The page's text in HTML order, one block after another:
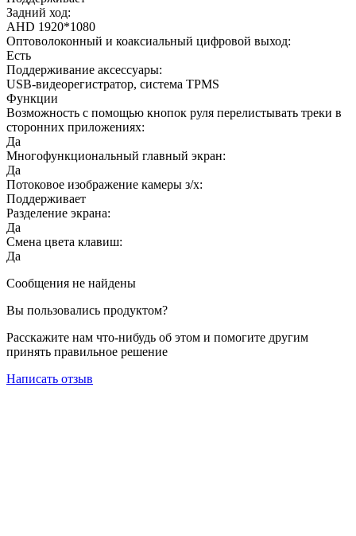
Задний ход:
AHD 1920*1080
Оптоволоконный и коаксиальный цифровой выход:
Есть
Поддерживание аксессуары:
USB-видеорегистратор, система TPMS
Функции
Возможность с помощью кнопок руля перелистывать треки в
сторонних приложениях:
Да
Многофункциональный главный экран:
Да
Потоковое изображение камеры з/х:
Поддерживает
Разделение экрана:
Да
Смена цвета клавиш:
Да
Сообщения не найдены
Вы пользовались продуктом?
Расскажите нам что-нибудь об этом и помогите другим
принять правильное решение
Написать отзыв